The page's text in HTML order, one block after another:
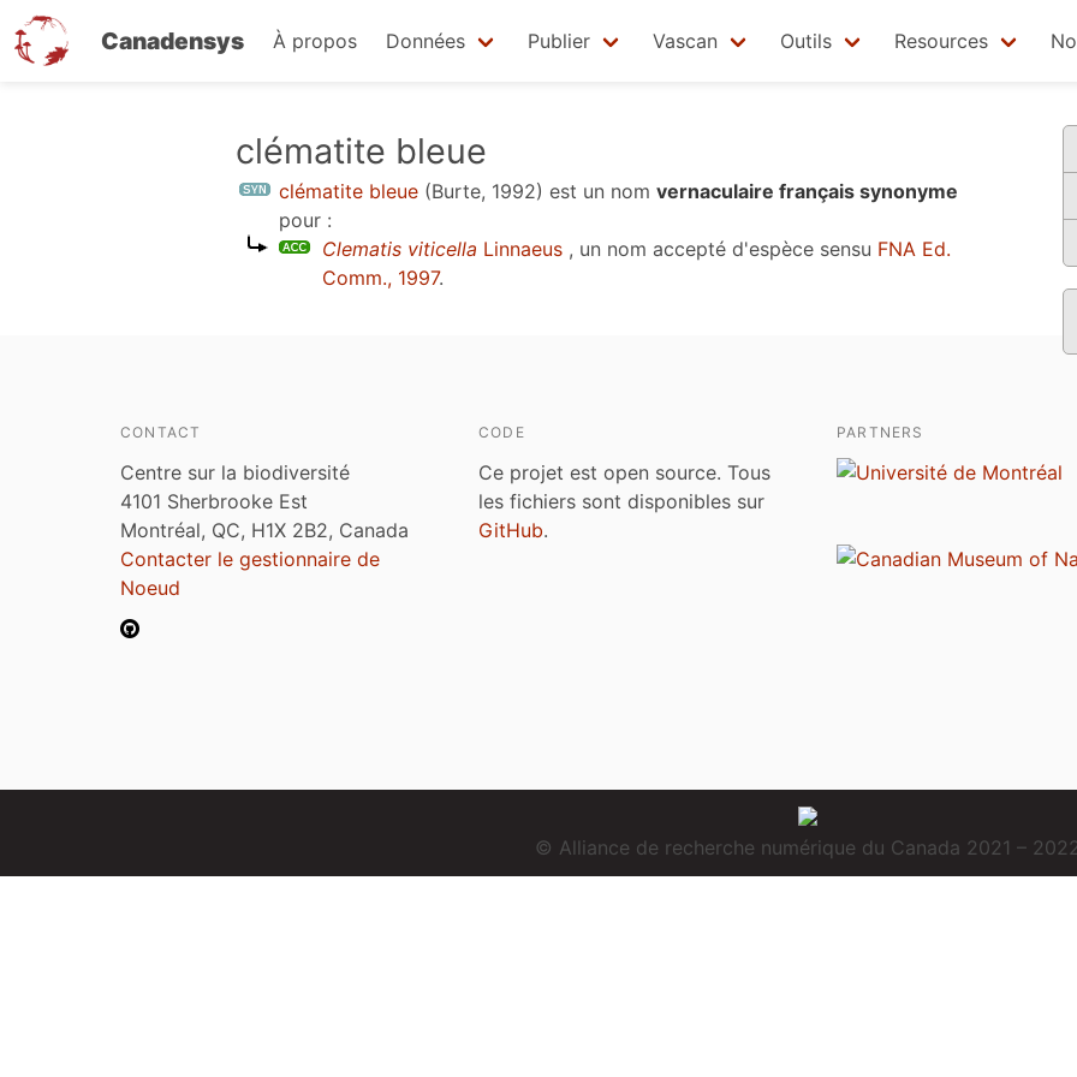
Canadensys À propos Données Publier Vascan Outils Resources
clématite bleue
clématite bleue (Burte, 1992) est un nom vernaculaire français synonyme
pour :
Clematis viticella Linnaeus , un nom accepté d'espèce sensu FNA Ed.
Comm., 1997.
CONTACT
Centre sur la biodiversité
4101 Sherbrooke Est
Montréal, QC, H1X 2B2, Canada
Contacter le gestionnaire de
Noeud
CODE
Ce projet est open source. Tous
les fichiers sont disponibles sur
GitHub.
PARTNERS
© Alliance de recherche numérique du Canada 2021 –